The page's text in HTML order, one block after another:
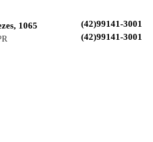
1065
(42)99141-3001
(42)99141-3001